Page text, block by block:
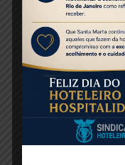
Com a queda
foram
Norte/
um aumento
aeroportos
rotas Sobral/